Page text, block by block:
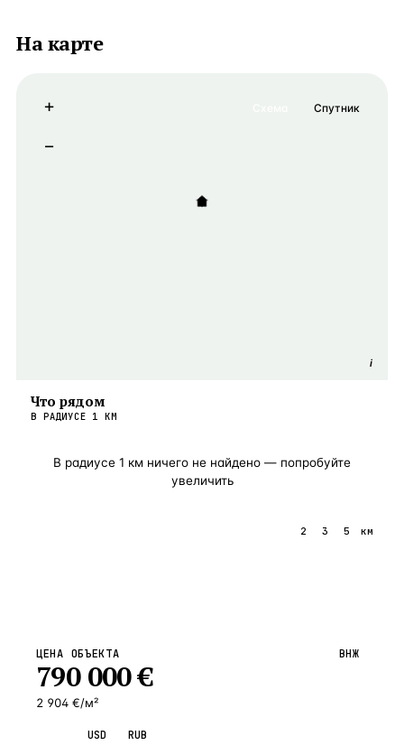
На карте
i
+
−
Спутник
Что рядом
В РАДИУСЕ 1 КМ
В радиусе 1 км ничего не найдено — попробуйте
увеличить
2 3 5 км
ЦЕНА ОБЪЕКТА
790 000€
2 904 €/м²
ВНЖ
USD RUB